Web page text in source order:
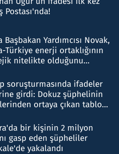
Postası'nda!
Başbakan Yardımcısı Novak,
Türkiye enerji ortaklığının
nitelikte olduğunu
soruşturmasında ifadeler
girdi: Dokuz şüphelinin
ortaya çıkan tablo
bir kişinin 2 milyon
gasp eden şüpheliler
yakalandı